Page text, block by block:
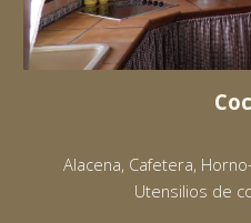
Alacena, Cafetera,
Utensilios de